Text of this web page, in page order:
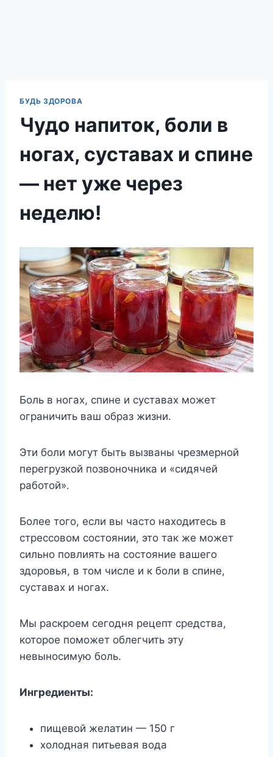
БУДЬ ЗДОРОВА
Чудо напиток, боли в
ногах, суставах и спине
— нет уже через
неделю!
Боль в ногах, спине и суставах может
ограничить ваш образ жизни.
Эти боли могут быть вызваны чрезмерной
перегрузкой позвоночника и «сидячей
работой».
Более того, если вы часто находитесь в
стрессовом состоянии, это так же может
сильно повлиять на состояние вашего
здоровья, в том числе и к боли в спине,
суставах и ногах.
Мы раскроем сегодня рецепт средства,
которое поможет облегчить эту
невыносимую боль.
Ингредиенты:
пищевой желатин — 150 г
холодная питьевая вода